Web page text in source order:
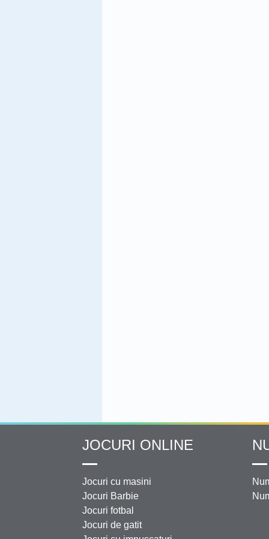
JOCURI ONLINE
Jocuri cu masini
Jocuri Barbie
Jocuri fotbal
Jocuri de gatit